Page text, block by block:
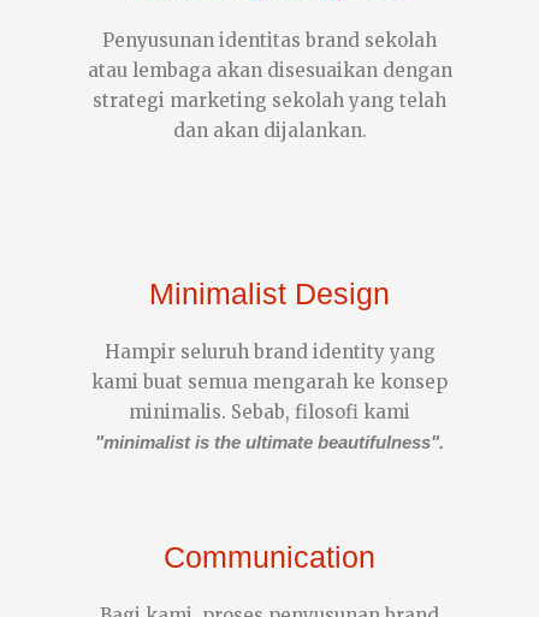
Penyusunan identitas brand sekolah
atau lembaga akan disesuaikan dengan
strategi marketing sekolah yang telah
dan akan dijalankan.
Minimalist Design
Hampir seluruh brand identity yang
kami buat semua mengarah ke konsep
minimalis. Sebab, filosofi kami
"minimalist is the ultimate beautifulness".
Communication